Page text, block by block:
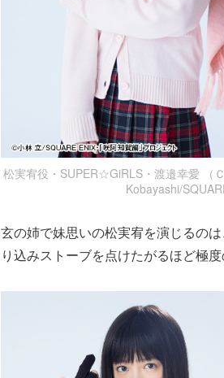
松実宥役・SUPER☆GiRLS・渡邉幸愛 （
Kobayashi/
玄の姉で妹思いの松実宥を演じるのは
り込みストーブを点けたがるほど極度